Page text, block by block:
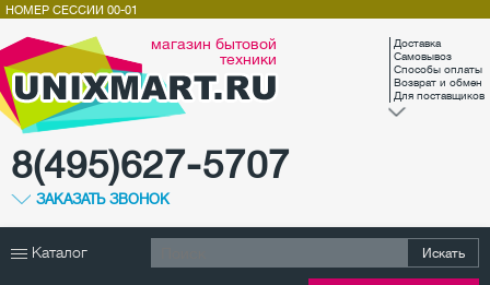
магазин бытовой
техники
8(495)627-5707
ЗАКАЗАТЬ ЗВОНОК
Доставка
Самовывоз
Способы оплаты
Возврат и обмен
Для поставщиков
НОМЕР СЕССИИ 00-01
Каталог Искать